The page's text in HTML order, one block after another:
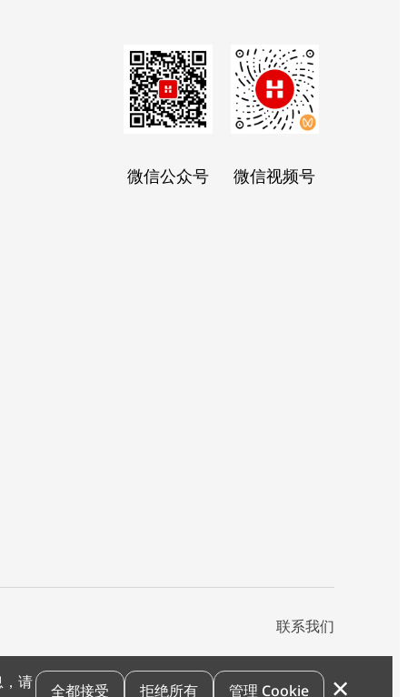
请
全都接受 拒绝所有 管理 Cookie ×
微信公众号 微信视频号
联系我们
声明 您的隐私选项 霍尼韦尔科技Cookie通知退订 漏洞报告